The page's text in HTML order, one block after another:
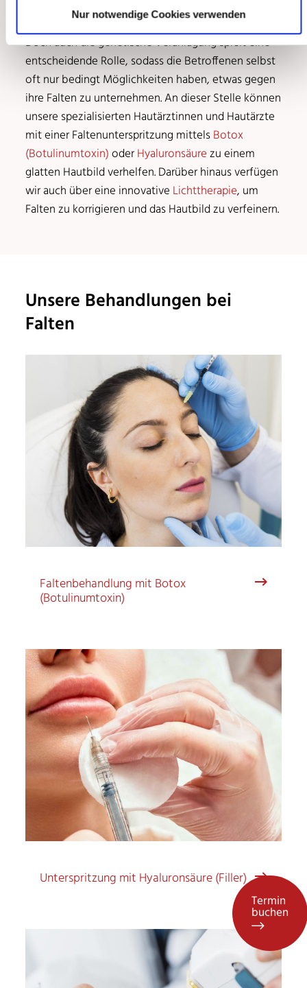
Nur notwendige Cookies verwenden
Doch auch die genetische Veranlagung spielt eine
entscheidende Rolle, sodass die Betroffenen selbst
oft nur bedingt Möglichkeiten haben, etwas gegen
ihre Falten zu unternehmen. An dieser Stelle können
unsere spezialisierten Hautärztinnen und Hautärzte
mit einer Faltenunterspritzung mittels Botox
(Botulinumtoxin) oder Hyaluronsäure zu einem
glatten Hautbild verhelfen. Darüber hinaus verfügen
wir auch über eine innovative Lichttherapie, um
Falten zu korrigieren und das Hautbild zu verfeinern.
Unsere Behandlungen bei
Falten
Faltenbehandlung mit Botox
(Botulinumtoxin)
Unterspritzung mit Hyaluronsäure (Filler)
Termin
buchen